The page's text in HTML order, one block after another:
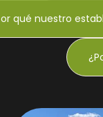
qué nuestro